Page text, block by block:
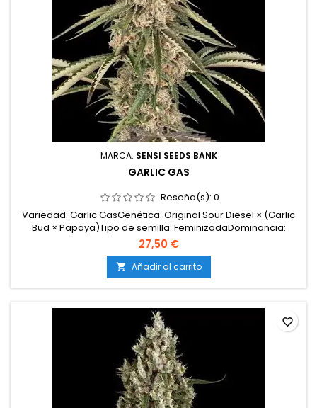
MARCA: SENSI SEEDS BANK
GARLIC GAS
Reseña(s): 0
Variedad: Garlic GasGenética: Original Sour Diesel × (Garlic
Bud × Papaya)Tipo de semilla: FeminizadaDominancia:
Híbrido equilibrado 50 por ciento índica / 50 por ciento
sativaAltura: MediaFloración: 60–65 díasProducción:
XXLClima: Soleado / MediterráneoMorfología: plantas
vigorosas, flores densas y muy resinosasSabor y aroma:...
27,50 €
 Añadir al carrito
favorite_border